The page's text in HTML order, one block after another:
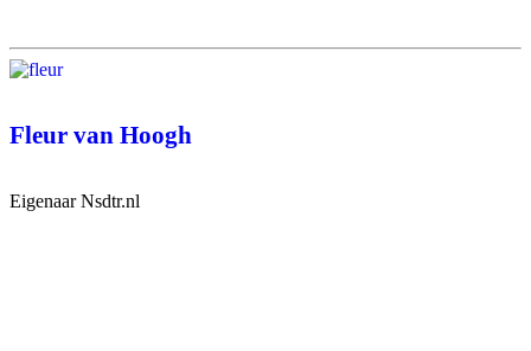
Fleur van Hoogh
Eigenaar Nsdtr.nl